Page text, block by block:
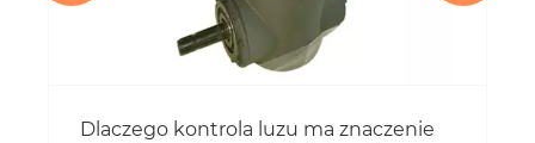
Dlaczego kontrola luzu ma znaczenie